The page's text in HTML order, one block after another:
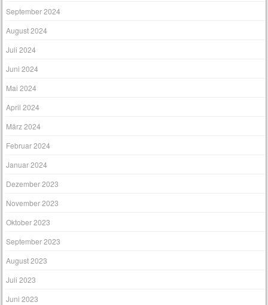
September 2024
August 2024
Juli 2024
Juni 2024
Mai 2024
April 2024
März 2024
Februar 2024
Januar 2024
Dezember 2023
November 2023
Oktober 2023
September 2023
August 2023
Juli 2023
Juni 2023